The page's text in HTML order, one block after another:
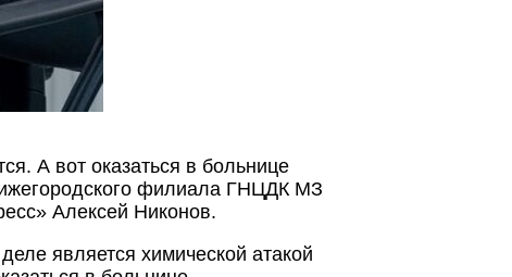
А вот оказаться в больнице
филиала ГНЦДК МЗ
Алексей Никонов.
является химической атакой